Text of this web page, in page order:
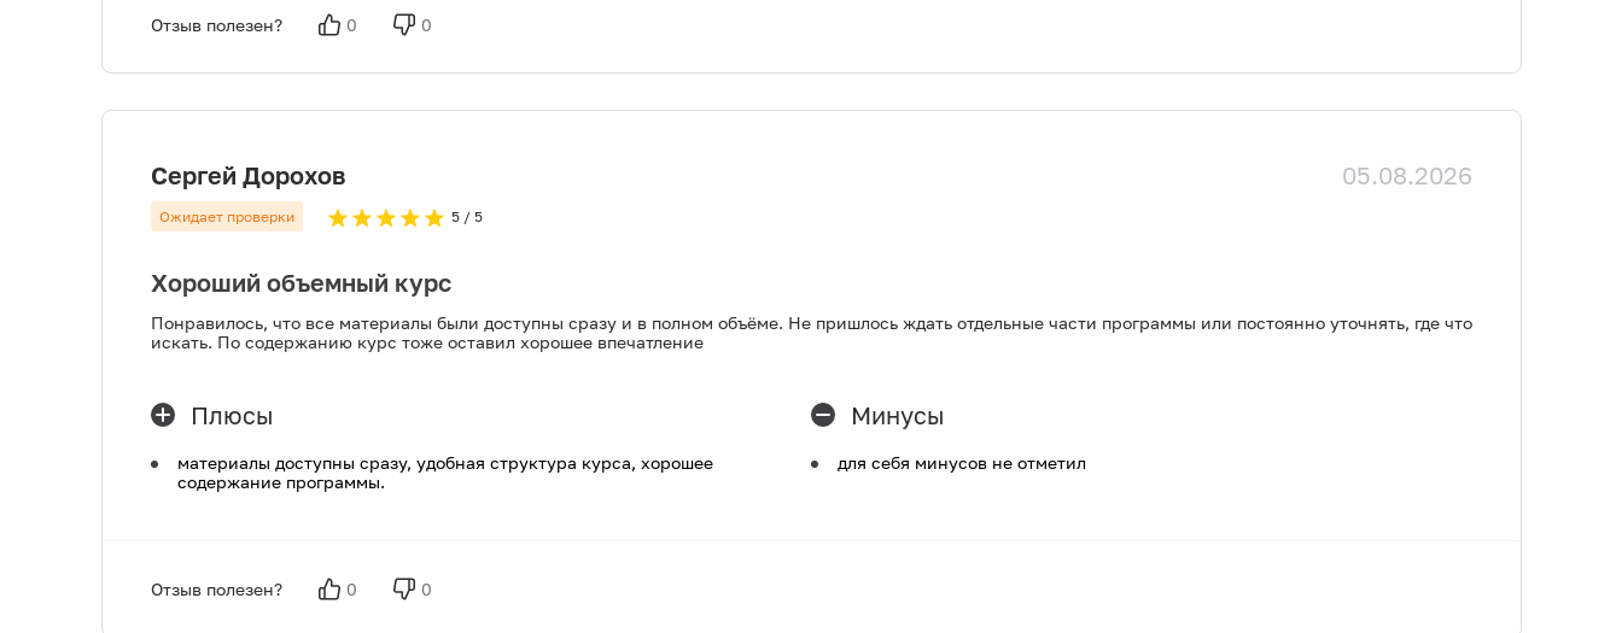
Отзыв полезен? 0 0
Сергей Дорохов 05.08.2026
Ожидает проверки 5 / 5
Хороший объемный курс
Понравилось, что все материалы были доступны сразу и в полном объёме. Не пришлось ждать отдельные части программы или постоянно уточнять, где что
искать. По содержанию курс тоже оставил хорошее впечатление
Плюсы
материалы доступны сразу, удобная структура курса, хорошее
содержание программы.
Минусы
для себя минусов не отметил
Отзыв полезен? 0 0